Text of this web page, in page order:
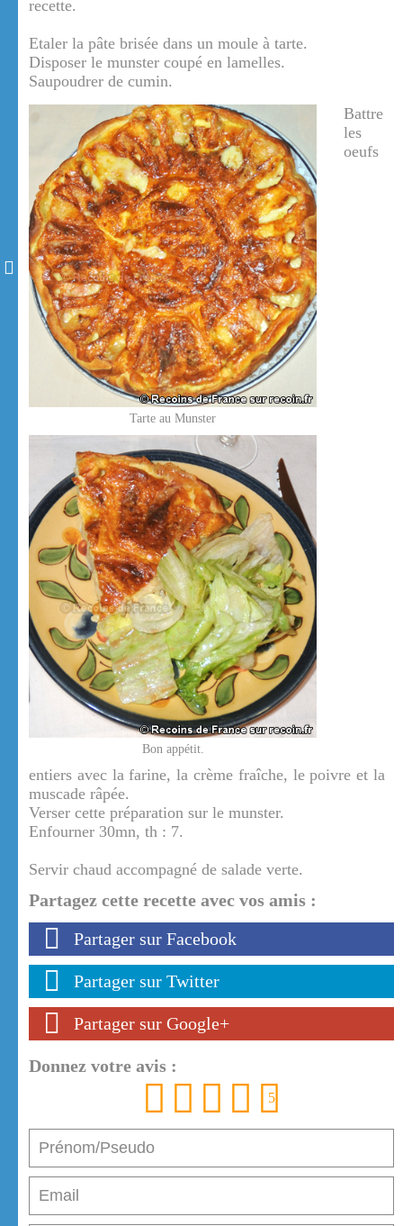
recette.
Etaler la pâte brisée dans un moule à tarte.
Disposer le munster coupé en lamelles.
Saupoudrer de cumin.
Tarte au Munster
Bon appétit.
Battre
les
oeufs
entiers avec la farine, la crème fraîche, le poivre et la
muscade râpée.
Verser cette préparation sur le munster.
Enfourner 30mn, th : 7.
Servir chaud accompagné de salade verte.
Partagez cette recette avec vos amis :
Partager sur Facebook
Partager sur Twitter
Partager sur Google+
Donnez votre avis :
5